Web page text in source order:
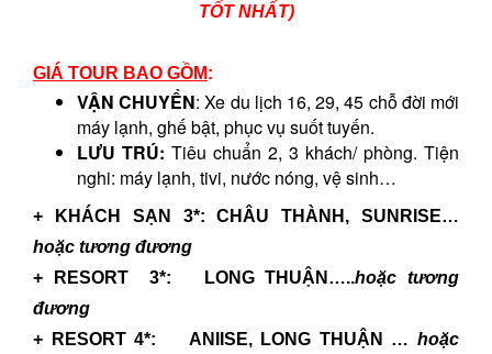
TỐT NHẤT)
GIÁ TOUR BAO GỒM:
VẬN CHUYỂN: Xe du lịch 16, 29, 45 chỗ đời mới
máy lạnh, ghế bật, phục vụ suốt tuyến.
LƯU TRÚ: Tiêu chuẩn 2, 3 khách/ phòng. Tiện
nghi: máy lạnh, tivi, nước nóng, vệ sinh…
+ KHÁCH SẠN 3*:
CHÂU THÀNH, SUNRISE…
hoặc tương đương
+ RESORT 3*: LONG THUẬN…..hoặc tương
đương
+ RESORT 4*: ANIISE, LONG THUẬN … hoặc